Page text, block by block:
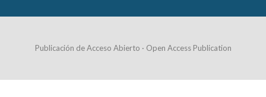
Publicación de Acceso Abierto · Open Access Publication